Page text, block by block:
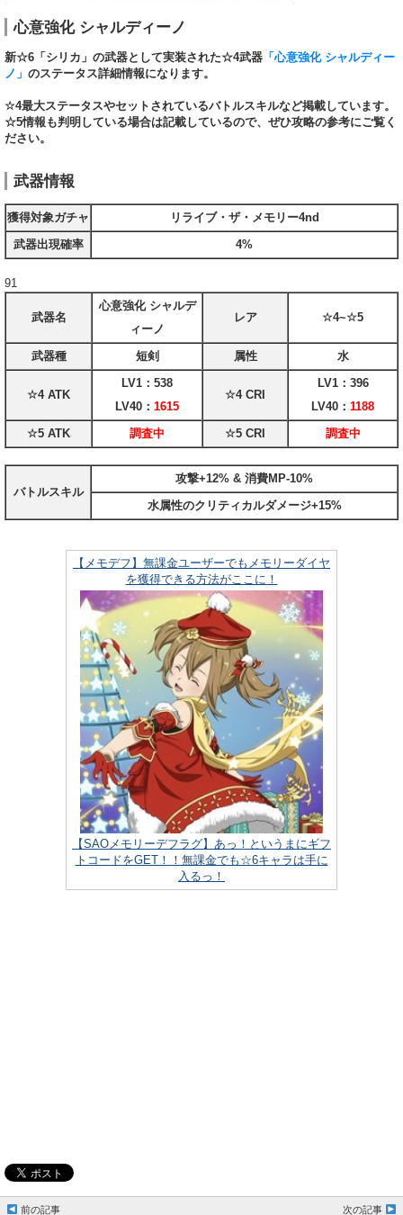
心意強化 シャルディーノ
新☆6「シリカ」の武器として実装された☆4武器 「心意強化 シャルディー
ノ」 のステータス詳細情報になります。
☆4最大ステータスやセットされているバトルスキルなど掲載しています。
☆5情報も判明している場合は記載しているので、ぜひ攻略の参考にご覧く
ださい。
武器情報
獲得対象ガチャ
リライブ・ザ・メモリー4nd
武器出現確率
4%
91
武器名
心意強化 シャルデ
ィーノ
レア ☆4~☆5
武器種 短剣 属性 水
☆4 ATK
LV1：538
LV40： 1615
☆4 CRI
LV1：396
LV40： 1188
☆5 ATK
調査中 ☆5 CRI 調査中
バトルスキル
攻撃+12% & 消費MP-10%
水属性のクリティカルダメージ+15%
【メモデフ】無課金ユーザーでもメモリーダイヤ
を獲得できる方法がここに！
【SAOメモリーデフラグ】あっ！というまにギフ
トコードをGET！！無課金でも☆6キャラは手に
入るっ！
前の記事 次の記事